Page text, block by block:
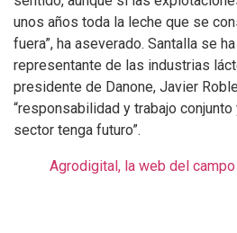
unos años toda la leche que se
fuera”, ha aseverado. Santalla se
representante de las industrias
presidente de Danone, Javier
“responsabilidad y trabajo
sector tenga futuro”.
Agrodigital, la web del campo